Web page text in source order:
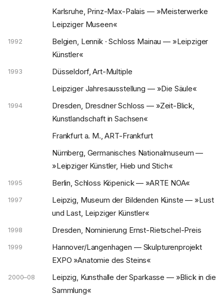
Karlsruhe, Prinz-Max-Palais — »Meisterwerke
Leipziger Museen«
1992
Belgien, Lennik · Schloss Mainau — »Leipziger
Künstler«
1993
Düsseldorf, Art-Multiple
Leipziger Jahresausstellung — »Die Säule«
1994
Dresden, Dresdner Schloss — »Zeit-Blick,
Kunstlandschaft in Sachsen«
Frankfurt a. M., ART-Frankfurt
Nürnberg, Germanisches Nationalmuseum —
»Leipziger Künstler, Hieb und Stich«
1995 Berlin, Schloss Köpenick — »ARTE NOA«
1997
Leipzig, Museum der Bildenden Künste — »Lust
und Last, Leipziger Künstler«
1998 Dresden, Nominierung Ernst-Rietschel-Preis
1999
Hannover/Langenhagen — Skulpturenprojekt
EXPO »Anatomie des Steins«
2000–08
Leipzig, Kunsthalle der Sparkasse — »Blick in die
Sammlung«